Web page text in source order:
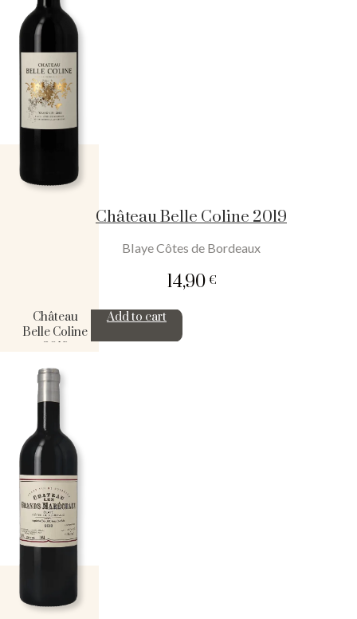
Château Belle Coline 2019
Blaye Côtes de Bordeaux
14,90€
Château
Belle Coline
2019
Add to cart